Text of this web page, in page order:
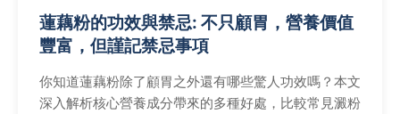
蓮藕粉的功效與禁忌: 不只顧胃，營養價值
豐富，但謹記禁忌事項
你知道蓮藕粉除了顧胃之外還有哪些驚人功效嗎？本文
深入解析核心營養成分帶來的多種好處，比較常見澱粉